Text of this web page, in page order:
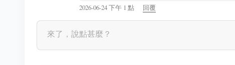
2026-06-24 下午 1 點 回覆